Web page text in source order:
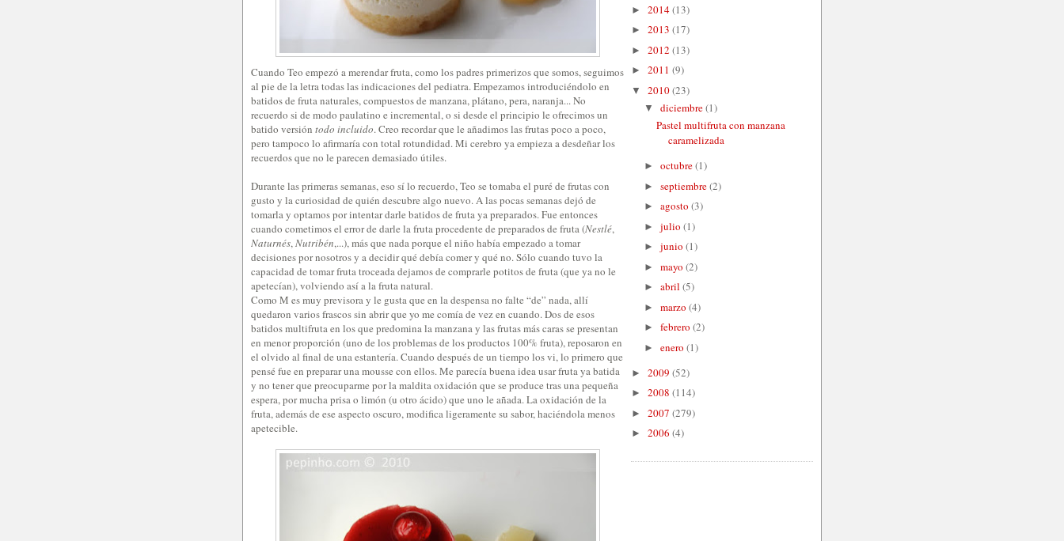
Cuando Teo empezó a merendar fruta, como los padres primerizos que somos, seguimos
al pie de la letra todas las indicaciones del pediatra. Empezamos introduciéndolo en
batidos de fruta naturales, compuestos de manzana, plátano, pera, naranja... No
recuerdo si de modo paulatino e incremental, o si desde el principio le ofrecimos un
batido versión todo incluido. Creo recordar que le añadimos las frutas poco a poco,
pero tampoco lo afirmaría con total rotundidad. Mi cerebro ya empieza a desdeñar los
recuerdos que no le parecen demasiado útiles.
Durante las primeras semanas, eso sí lo recuerdo, Teo se tomaba el puré de frutas con
gusto y la curiosidad de quién descubre algo nuevo. A las pocas semanas dejó de
tomarla y optamos por intentar darle batidos de fruta ya preparados. Fue entonces
cuando cometimos el error de darle la fruta procedente de preparados de fruta (Nestlé,
Naturnés,Nutribén,...), más que nada porque el niño había empezado a tomar
decisiones por nosotros y a decidir qué debía comer y qué no. Sólo cuando tuvo la
capacidad de tomar fruta troceada dejamos de comprarle potitos de fruta (que ya no le
apetecían), volviendo así a la fruta natural.
Como M es muy previsora y le gusta que en la despensa no falte “de” nada, allí
quedaron varios frascos sin abrir que yo me comía de vez en cuando. Dos de esos
batidos multifruta en los que predomina la manzana y las frutas más caras se presentan
en menor proporción (uno de los problemas de los productos 100% fruta), reposaron en
el olvido al final de una estantería. Cuando después de un tiempo los vi, lo primero que
pensé fue en preparar una mousse con ellos. Me parecía buena idea usar fruta ya batida
y no tener que preocuparme por la maldita oxidación que se produce tras una pequeña
espera, por mucha prisa o limón (u otro ácido) que uno le añada. La oxidación de la
fruta, además de ese aspecto oscuro, modifica ligeramente su sabor, haciéndola menos
apetecible.
► 2014(13)
► 2013 (17)
► 2012 (13)
► 2011 (9)
▼ 2010(23)
▼ diciembre(1)
Pastel multifruta con manzana
caramelizada
► octubre(1)
► septiembre(2)
► agosto (3)
► julio (1)
► junio (1)
► mayo (2)
► abril (5)
► marzo (4)
► febrero (2)
► enero (1)
► 2009 (52)
► 2008 (114)
► 2007 (279)
► 2006 (4)